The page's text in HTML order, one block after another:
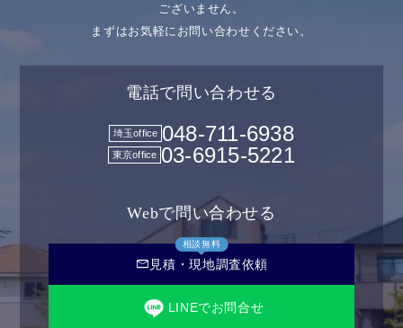
ございません。
まずはお気軽にお問い合わせください。
電話で問い合わせる
埼玉office 048-711-6938
東京office 03-6915-5221
Webで問い合わせる
相談無料
mail 見積・現地調査依頼
LINEでお問合せ